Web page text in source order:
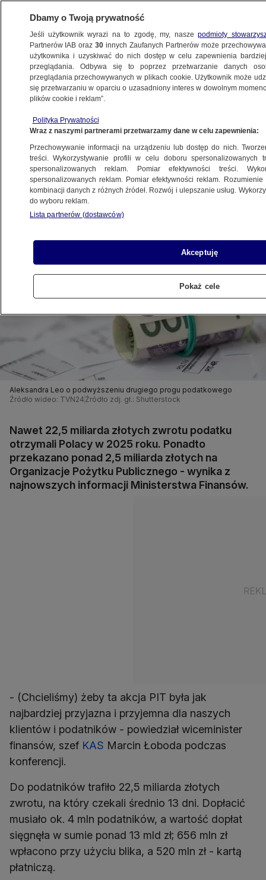
BIZNES
PIENIĄDZE
z podatku. Najnowsze dane o PIT
Oprac.Wiktor Knowski
26.05.2026, 11:10
Posłuchaj artykułu
Czyta lektor AI
Aleksandra Leo o podwyższeniu drugiego progu podatkowego
Źródło wideo: TVN24 Źródło zdj. gł.: Shutterstock
Nawet 22,5 miliarda złotych zwrotu podatku
otrzymali Polacy w 2025 roku. Ponadto
przekazano ponad 2,5 miliarda złotych na
Organizacje Pożytku Publicznego - wynika z
najnowszych informacji Ministerstwa Finansów.
- (Chcieliśmy) żeby ta akcja PIT była jak
najbardziej przyjazna i przyjemna dla naszych
klientów i podatników - powiedział wiceminister
finansów, szef KAS Marcin Łoboda podczas
konferencji.
Do podatników trafiło 22,5 miliarda złotych
zwrotu, na który czekali średnio 13 dni. Dopłacić
musiało ok. 4 mln podatników, a wartość dopłat
sięgnęła w sumie ponad 13 mld zł; 656 mln zł
wpłacono przy użyciu blika, a 520 mln zł - kartą
płatniczą.
Dbamy o Twoją prywatność
Jeśli użytkownik wyrazi na to zgodę, my, naszepodmioty
Partnerów IAB oraz30 innych Zaufanych Partnerów może
użytkownika i uzyskiwać do nich dostęp w celu zapewnienia
przeglądania. Odbywa się to poprzez przetwarzanie danych
przeglądania przechowywanych w plikach cookie. Użytkownik może
się przetwarzaniu w oparciu o uzasadniony interes w dowolnym
plików cookie i reklam”.
Polityka Prywatności
Wraz z naszymi partnerami przetwarzamy dane w celu zapewnienia:
Przechowywanie informacji na urządzeniu lub dostęp do nich.
treści. Wykorzystywanie profili w celu doboru spersonalizowanych
spersonalizowanych reklam. Pomiar efektywności treści.
spersonalizowanych reklam. Pomiar efektywności reklam.
kombinacji danych z różnych źródeł. Rozwój i ulepszanie usług.
do wyboru reklam.
Lista partnerów (dostawców)
Akceptuję
Pokaż cele